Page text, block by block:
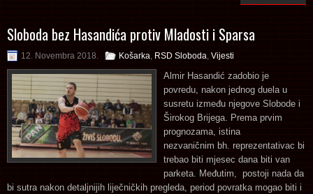
Sloboda bez Hasandića protiv Mladosti i Sparsa
12. Novembra 2018. Košarka RSD Sloboda Vijesti
Almir Hasandić zadobio je
povredu, nakon jednog duela u
susretu između njegove Slobode i
Širokog Brijega. Prema prvim
prognozama, istina
nezvaničnim bh. reprezentativac bi
trebao biti mjesec dana biti van
parketa. Međutim, postoji nada da
bi sutra nakon detaljnijih liječničkih pregleda, period povratka mogao biti i